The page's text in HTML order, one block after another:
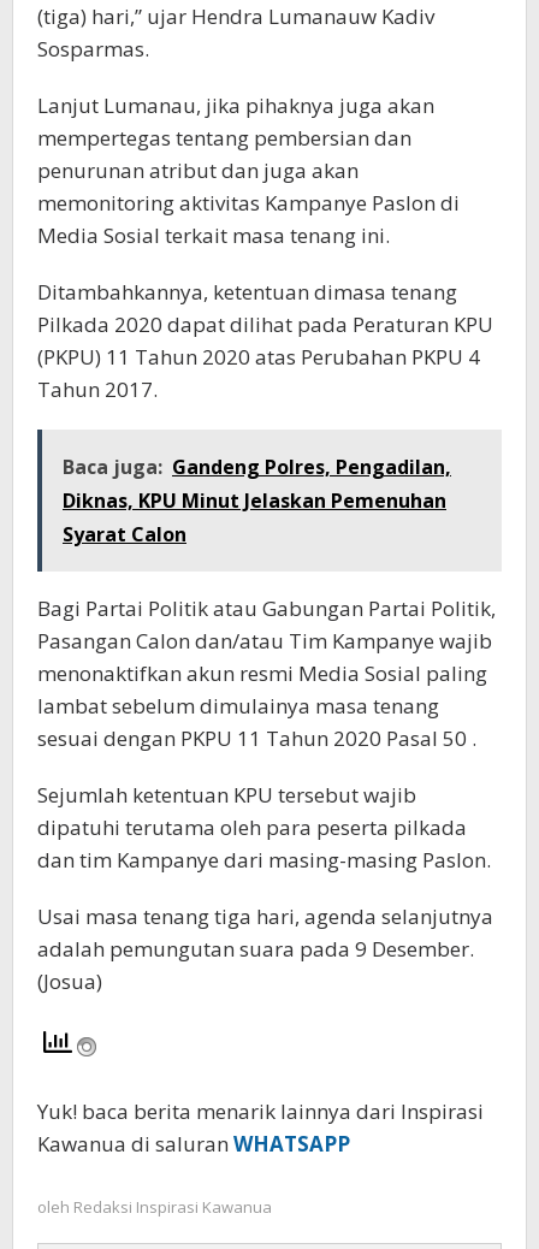
(tiga) hari,” ujar Hendra Lumanauw Kadiv
Sosparmas.
Lanjut Lumanau, jika pihaknya juga akan
mempertegas tentang pembersian dan
penurunan atribut dan juga akan
memonitoring aktivitas Kampanye Paslon di
Media Sosial terkait masa tenang ini.
Ditambahkannya, ketentuan dimasa tenang
Pilkada 2020 dapat dilihat pada Peraturan KPU
(PKPU) 11 Tahun 2020 atas Perubahan PKPU 4
Tahun 2017.
Baca juga: Gandeng Polres, Pengadilan,
Diknas, KPU Minut Jelaskan Pemenuhan
Syarat Calon
Bagi Partai Politik atau Gabungan Partai Politik,
Pasangan Calon dan/atau Tim Kampanye wajib
menonaktifkan akun resmi Media Sosial paling
lambat sebelum dimulainya masa tenang
sesuai dengan PKPU 11 Tahun 2020 Pasal 50 .
Sejumlah ketentuan KPU tersebut wajib
dipatuhi terutama oleh para peserta pilkada
dan tim Kampanye dari masing-masing Paslon.
Usai masa tenang tiga hari, agenda selanjutnya
adalah pemungutan suara pada 9 Desember.
(Josua)
Yuk! baca berita menarik lainnya dari Inspirasi
Kawanua di saluran WHATSAPP
oleh Redaksi Inspirasi Kawanua